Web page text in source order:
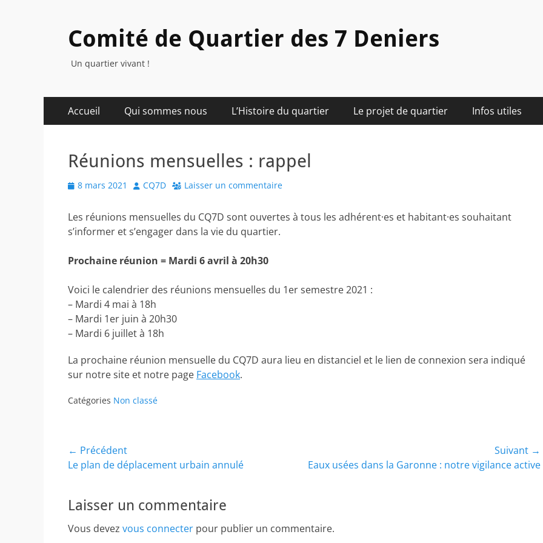
Comité de Quartier des 7 Deniers
Un quartier vivant !
Menu
principal
Accueil Qui sommes nous L’Histoire du quartier Le projet de quartier Infos utiles
Réunions mensuelles : rappel
Posted
8 mars 2021 Author
CQ7D Laisser un commentaire
Les réunions mensuelles du CQ7D sont ouvertes à tous les adhérent·es et habitant·es souhaitant
s’informer et s’engager dans la vie du quartier.
Prochaine réunion = Mardi 6 avril à 20h30
Voici le calendrier des réunions mensuelles du 1er semestre 2021 :
– Mardi 4 mai à 18h
– Mardi 1er juin à 20h30
– Mardi 6 juillet à 18h
La prochaine réunion mensuelle du CQ7D aura lieu en distanciel et le lien de connexion sera indiqué
sur notre site et notre page Facebook.
Catégories Non classé
Navigation
de
l’article
← Précédent
Article
Le plan de déplacement urbain annulé
Suivant →
Article
Eaux usées dans la Garonne : notre vigilance active
Laisser un commentaire
Vous devez vous connecter pour publier un commentaire.